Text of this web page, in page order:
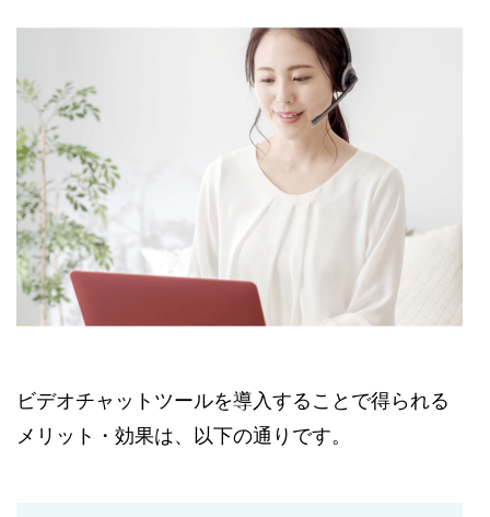
ビデオチャットツールを導入することで得られる
メリット・効果は、以下の通りです。